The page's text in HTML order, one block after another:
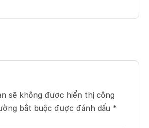
sẽ không được hiển thị công
bắt buộc được đánh dấu *